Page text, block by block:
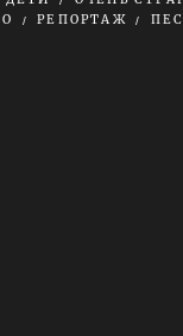
РЕПОРТАЖ